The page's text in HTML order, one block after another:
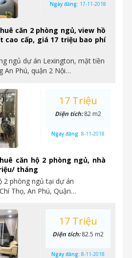
căn 2 phòng ngủ, view hồ
cao cấp, giá 17 triệu bao phí
ngủ dự án Lexington, mặt tiền
An Phú, quận 2 Nội…
Ngày đăng: 17-11-2018
căn hộ 2 phòng ngủ, nhà
tháng
2 phòng ngủ tại dự án
Thọ, An Phú, Quận…
17 Triệu
Diện tích:82 m2
Ngày đăng: 8-11-2018
17 Triệu
Diện tích:82.5 m2
Ngày đăng: 8-11-2018